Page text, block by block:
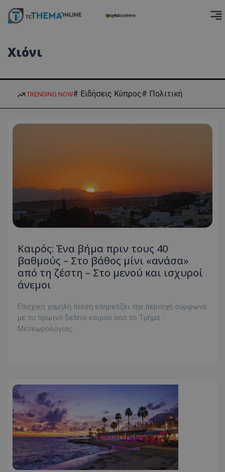
Χιόνι
TRENDING NOW# Ειδήσεις Κύπρος# Πολιτική
Καιρός: Ένα βήμα πριν τους 40
βαθμούς – Στο βάθος μίνι «ανάσα»
από τη ζέστη – Στο μενού και ισχυροί
άνεμοι
Εποχική χαμηλή πίεση επηρεάζει την περιοχή σύμφωνα
με το πρωινό δελτίο καιρού από το Τμήμα
Μετεωρολογίας.